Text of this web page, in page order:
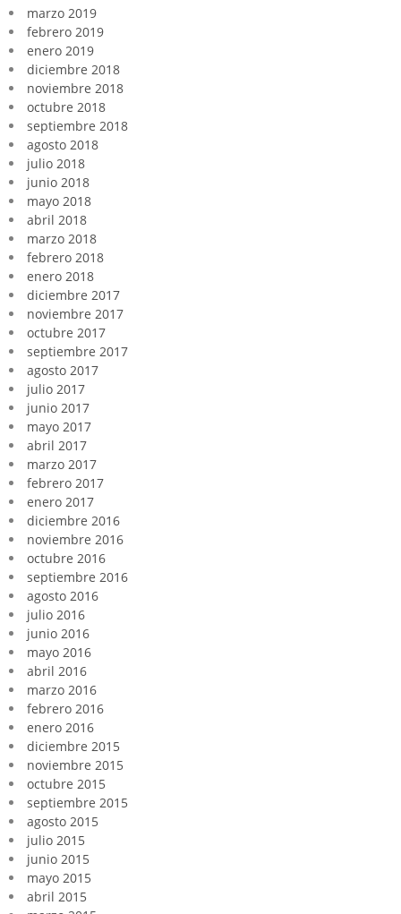
marzo 2019
febrero 2019
enero 2019
diciembre 2018
noviembre 2018
octubre 2018
septiembre 2018
agosto 2018
julio 2018
junio 2018
mayo 2018
abril 2018
marzo 2018
febrero 2018
enero 2018
diciembre 2017
noviembre 2017
octubre 2017
septiembre 2017
agosto 2017
julio 2017
junio 2017
mayo 2017
abril 2017
marzo 2017
febrero 2017
enero 2017
diciembre 2016
noviembre 2016
octubre 2016
septiembre 2016
agosto 2016
julio 2016
junio 2016
mayo 2016
abril 2016
marzo 2016
febrero 2016
enero 2016
diciembre 2015
noviembre 2015
octubre 2015
septiembre 2015
agosto 2015
julio 2015
junio 2015
mayo 2015
abril 2015